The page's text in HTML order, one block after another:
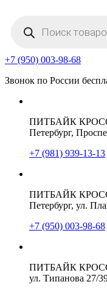
товаров
+7 (950) 003-98-68
Звонок по России
ПИТБАЙК
Петербург,
+7 (981) 939-13-13
ПИТБАЙК КРОСС
Петербург, ул.
+7 (950) 003-98-68
ПИТБАЙК КРОСС
ул. Типанова 27/